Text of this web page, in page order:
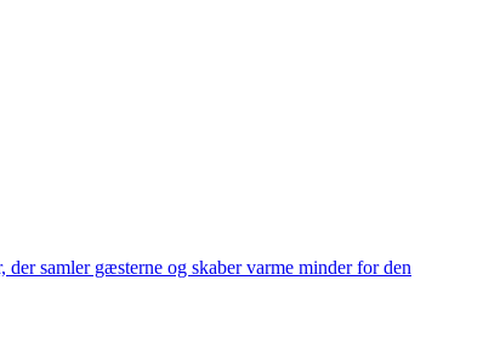
samler gæsterne og skaber varme minder for den